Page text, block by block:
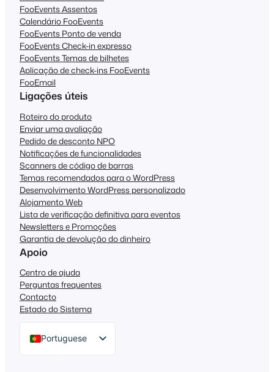
FooEvents Assentos
Calendário FooEvents
FooEvents Ponto de venda
FooEvents Check-in expresso
FooEvents Temas de bilhetes
Aplicação de check-ins FooEvents
FooEmail
Ligações úteis
Roteiro do produto
Enviar uma avaliação
Pedido de desconto NPO
Notificações de funcionalidades
Scanners de código de barras
Temas recomendados para o WordPress
Desenvolvimento WordPress personalizado
Alojamento Web
Lista de verificação definitiva para eventos
Newsletters e Promoções
Garantia de devolução do dinheiro
Apoio
Centro de ajuda
Perguntas frequentes
Contacto
Estado do Sistema
Portuguese